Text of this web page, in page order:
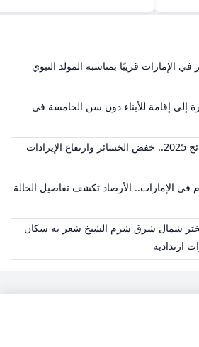
الإمارات قريبًا بمناسبة المولد النبوي
إلى إقامة للأبناء دون سن الخامسة في
عاجل | «الكويتية» تعلن نتائج 2025.. خفض الخسائر وارتفاع الإيرادات
| أمطار تستمر 4 أيام في الإمارات.. الأرصاد تكشف تفاصيل الحالة
| زلزال بقوة 5.6 ريختر شمال شرق شرم الشيخ شعر به سكان
ارتدادية